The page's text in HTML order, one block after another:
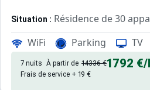
Situation : Résidence de 30
La Clusaz - Centre village -
Appartement de particulier :
WiFi Parking TV
7 nuits À partir de 14336 €1792 €/
Frais de service + 19 €